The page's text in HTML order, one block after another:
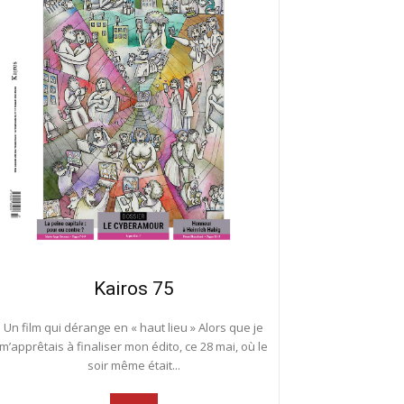
Kairos 75
Un film qui dérange en « haut lieu » Alors que je
m’apprêtais à finaliser mon édito, ce 28 mai, où le
soir même était...